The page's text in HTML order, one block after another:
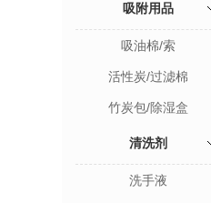
吸附用品
吸油棉/索
活性炭/过滤棉
竹炭包/除湿盒
清洗剂
洗手液